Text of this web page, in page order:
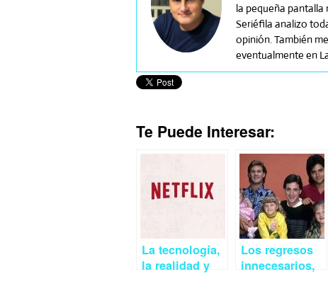
la pequeña pantalla
Seriéfila analizo
opinión. También
eventualmente en
Te Puede Interesar:
La tecnología,
la realidad y
Los regresos
innecesarios,